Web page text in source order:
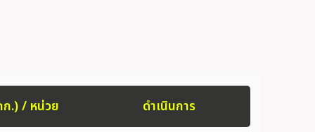
.) / หน่วย ดำเนินการ